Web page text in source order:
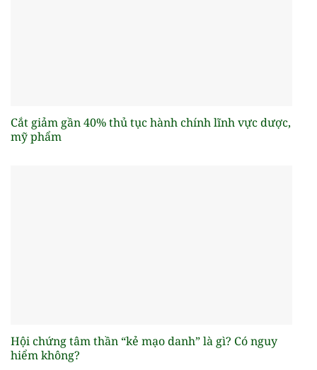
Cắt giảm gần 40% thủ tục hành chính lĩnh vực dược,
mỹ phẩm
Hội chứng tâm thần “kẻ mạo danh” là gì? Có nguy
hiểm không?